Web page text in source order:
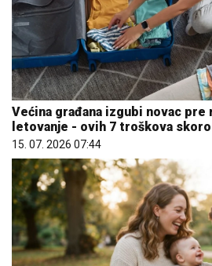
Većina građana izgubi novac
letovanje - ovih 7 troškova
15. 07. 2026 07:44